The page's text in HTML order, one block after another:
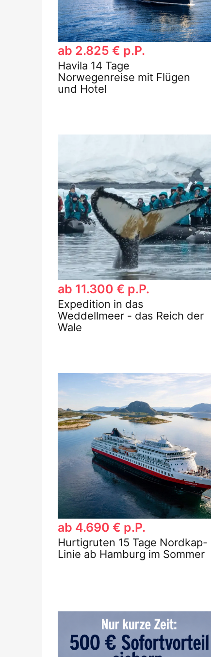
ab 2.825 € p.P.
Havila 14 Tage
Norwegenreise mit Flügen
und Hotel
ab 11.300 € p.P.
Expedition in das
Weddellmeer - das Reich der
Wale
ab 4.690 € p.P.
Hurtigruten 15 Tage Nordkap-
Linie ab Hamburg im Sommer